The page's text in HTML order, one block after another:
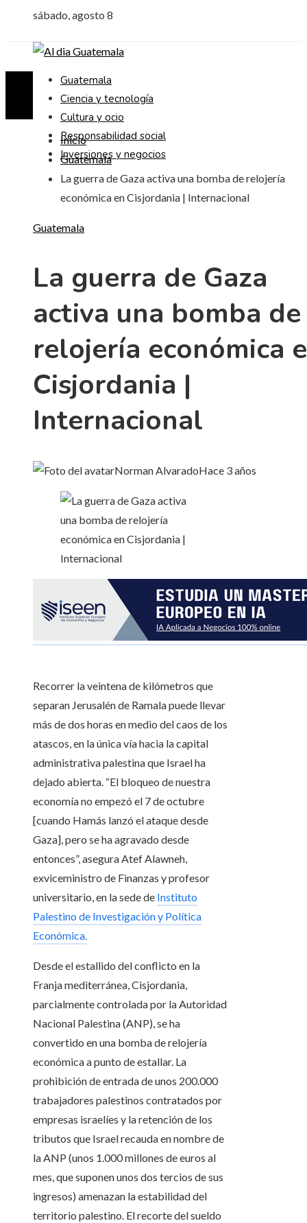
sábado, agosto 8
Guatemala
Ciencia y tecnología
Cultura y ocio
Responsabilidad social
Inversiones y negocios
Inicio
Guatemala
La guerra de Gaza activa una bomba de relojería
económica en Cisjordania | Internacional
Guatemala
La guerra de Gaza
activa una bomba de
relojería económica
Cisjordania |
Internacional
Norman AlvaradoHace 3 años
Recorrer la veintena de kilómetros que
separan Jerusalén de Ramala puede llevar
más de dos horas en medio del caos de los
atascos, en la única vía hacia la capital
administrativa palestina que Israel ha
dejado abierta. “El bloqueo de nuestra
economía no empezó el 7 de octubre
[cuando Hamás lanzó el ataque desde
Gaza], pero se ha agravado desde
entonces”, asegura Atef Alawneh,
exviceministro de Finanzas y profesor
universitario, en la sede de Instituto
Palestino de Investigación y Política
Económica.
Desde el estallido del conflicto en la
Franja mediterránea, Cisjordania,
parcialmente controlada por la Autoridad
Nacional Palestina (ANP), se ha
convertido en una bomba de relojería
económica a punto de estallar. La
prohibición de entrada de unos 200.000
trabajadores palestinos contratados por
empresas israelíes y la retención de los
tributos que Israel recauda en nombre de
la ANP (unos 1.000 millones de euros al
mes, que suponen unos dos tercios de sus
ingresos) amenazan la estabilidad del
territorio palestino. El recorte del sueldo